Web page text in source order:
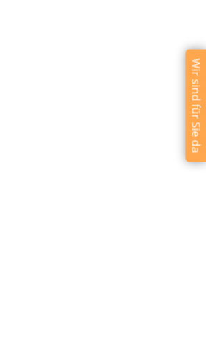
Wir sind für Sie da